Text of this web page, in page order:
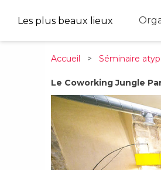
Les plus beaux lieux
Accueil > Séminaire
Le Coworking Jungle